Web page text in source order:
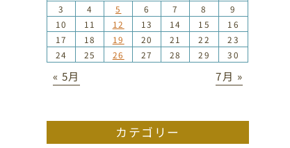
3
4 5 6 7 8
9
10
11 12 13 14 15
16
17
18 19 20 21 22
23
24
25 26 27 28 29 30
« 5月 7月 »
カテゴリー